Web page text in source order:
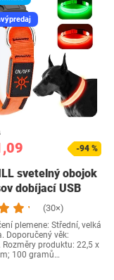
-94 %
svetelný obojok
dobíjací USB
(30×)
plemene: Střední, velká
Doporučený věk:
Rozměry produktu: 22,5 x
100 gramů…